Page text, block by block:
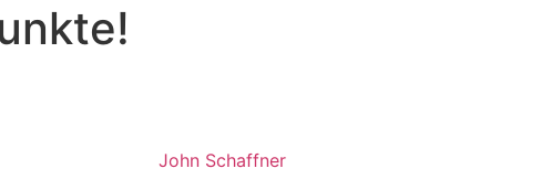
John Schaffner